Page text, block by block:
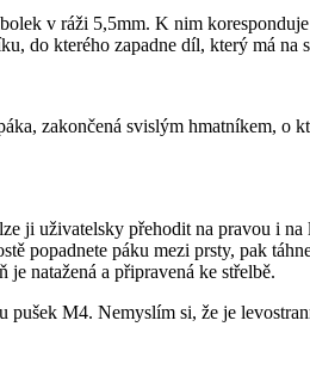
v ráži 5,5mm. K nim
do kterého zapadne díl, který má na
zakončená svislým hmatníkem,
ji uživatelsky přehodit na pravou i
popadnete páku mezi prsty, pak
natažená a připravená ke střelbě.
pušek M4. Nemyslím si, že je